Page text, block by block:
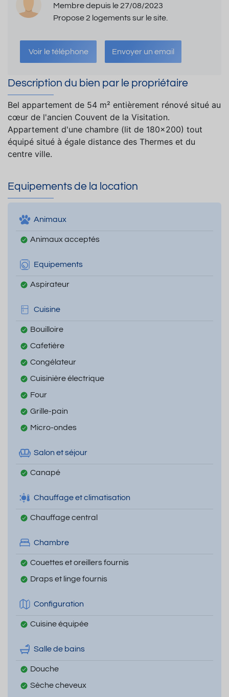
Membre depuis le 27/08/2023
Propose 2 logements sur le site.
Voir le téléphone Envoyer un email
Description du bien par le propriétaire
Bel appartement de 54 m² entièrement rénové situé au
cœur de l'ancien Couvent de la Visitation.
Appartement d'une chambre (lit de 180x200) tout
équipé situé à égale distance des Thermes et du
centre ville.
Equipements de la location
Animaux
Animaux acceptés
Equipements
Aspirateur
Cuisine
Bouilloire
Cafetière
Congélateur
Cuisinière électrique
Four
Grille-pain
Micro-ondes
Salon et séjour
Canapé
Chauffage et climatisation
Chauffage central
Chambre
Couettes et oreillers fournis
Draps et linge fournis
Configuration
Cuisine équipée
Salle de bains
Douche
Sèche cheveux